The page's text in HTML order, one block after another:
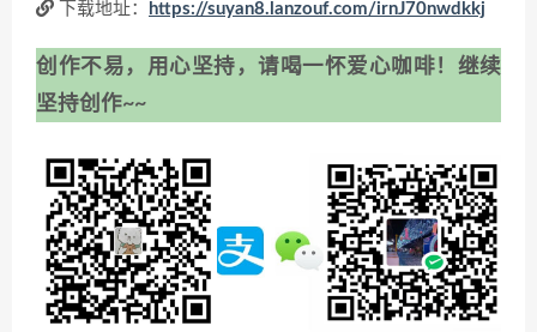
下载地址：
https://suyan8.lanzouf.com/irnJ70nwdkkj
创作不易，用心坚持，请喝一怀爱心咖啡！继续
坚持创作~~